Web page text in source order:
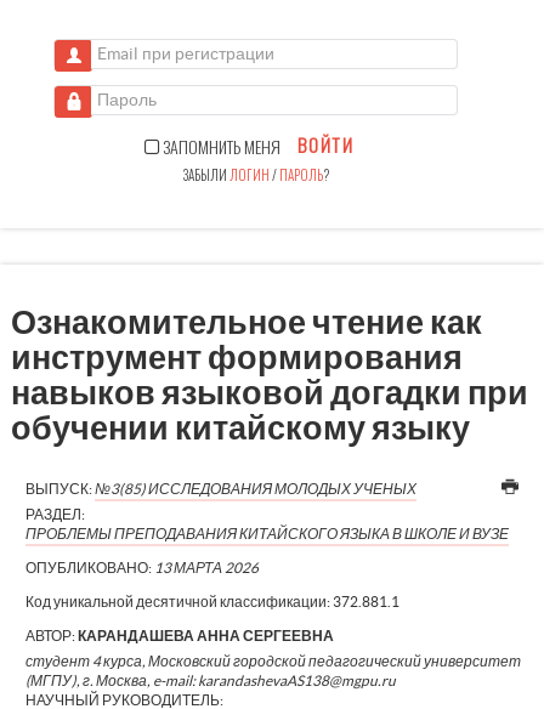
Email при регистрации
Пароль
ЗАПОМНИТЬ МЕНЯ ВОЙТИ
ЗАБЫЛИ ЛОГИН/ПАРОЛЬ?
Ознакомительное чтение как
инструмент формирования
навыков языковой догадки при
обучении китайскому языку
ВЫПУСК:№3(85) ИССЛЕДОВАНИЯ МОЛОДЫХ УЧЕНЫХ
РАЗДЕЛ:
ПРОБЛЕМЫ ПРЕПОДАВАНИЯ КИТАЙСКОГО ЯЗЫКА В ШКОЛЕ И ВУЗЕ
ОПУБЛИКОВАНО: 13 МАРТА 2026
Код уникальной десятичной классификации: 372.881.1
АВТОР:КАРАНДАШЕВА АННА СЕРГЕЕВНА
студент 4 курса, Московский городской педагогический университет
(МГПУ), г. Москва, e-mail: karandashevaAS138@mgpu.ru
НАУЧНЫЙ РУКОВОДИТЕЛЬ: